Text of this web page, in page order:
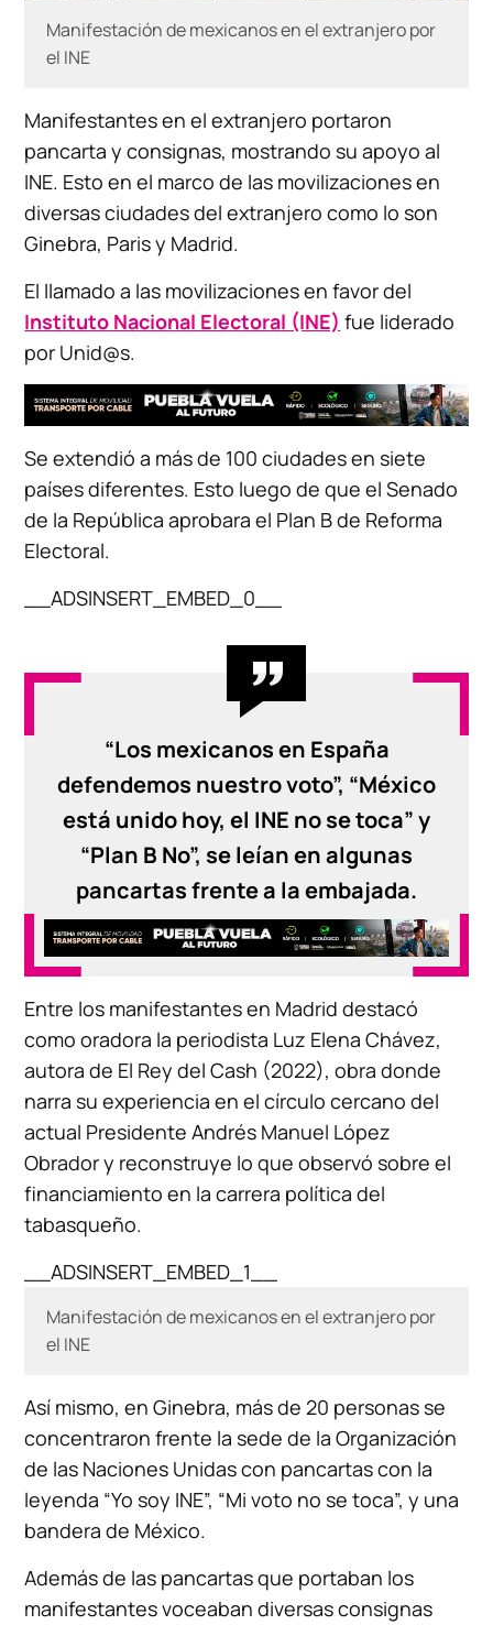
Manifestación de mexicanos en el extranjero por
el INE
Manifestantes en el extranjero portaron
pancarta y consignas, mostrando su apoyo al
INE. Esto en el marco de las movilizaciones en
diversas ciudades del extranjero como lo son
Ginebra, Paris y Madrid.
El llamado a las movilizaciones en favor del
Instituto Nacional Electoral (INE) fue liderado
por Unid@s.
Se extendió a más de 100 ciudades en siete
países diferentes. Esto luego de que el Senado
de la República aprobara el Plan B de Reforma
Electoral.
__ADSINSERT_EMBED_0__
“Los mexicanos en España
defendemos nuestro voto”, “México
está unido hoy, el INE no se toca” y
“Plan B No”, se leían en algunas
pancartas frente a la embajada.
Entre los manifestantes en Madrid destacó
como oradora la periodista Luz Elena Chávez,
autora de El Rey del Cash (2022), obra donde
narra su experiencia en el círculo cercano del
actual Presidente Andrés Manuel López
Obrador y reconstruye lo que observó sobre el
financiamiento en la carrera política del
tabasqueño.
__ADSINSERT_EMBED_1__
Manifestación de mexicanos en el extranjero por
el INE
Así mismo, en Ginebra, más de 20 personas se
concentraron frente la sede de la Organización
de las Naciones Unidas con pancartas con la
leyenda “Yo soy INE”, “Mi voto no se toca”, y una
bandera de México.
Además de las pancartas que portaban los
manifestantes voceaban diversas consignas